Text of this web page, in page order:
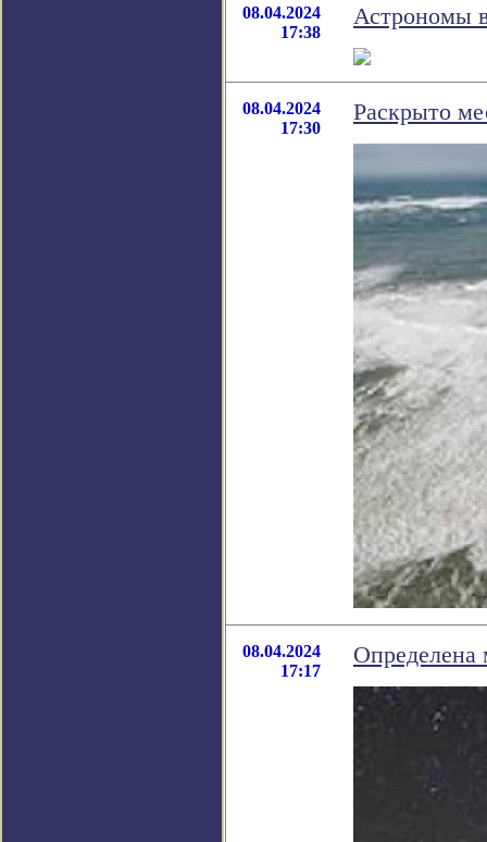
08.04.2024
17:38
Астрономы
08.04.2024
17:30
Раскрыто
08.04.2024
17:17
Определена